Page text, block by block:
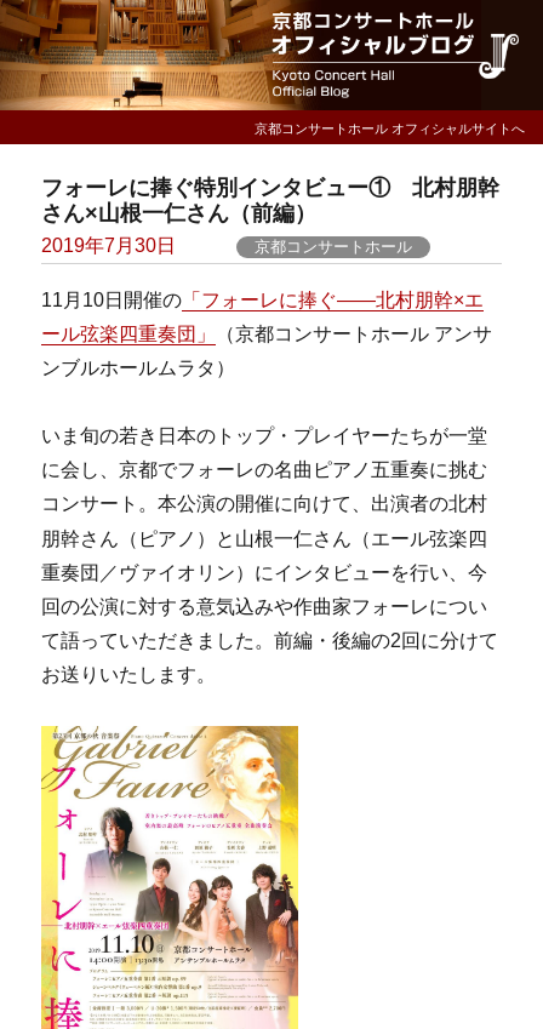
京都コンサートホール オフィシャルサイトへ
フォーレに捧ぐ特別インタビュー① 北村朋幹
さん×山根一仁さん（前編）
Posted
2019年7月30日 京都コンサートホール
11月10日開催の 「フォーレに捧ぐ――北村朋幹×エ
ール弦楽四重奏団」
（京都コンサートホール アンサ
ンブルホールムラタ）
いま旬の若き日本のトップ・プレイヤーたちが一堂
に会し、京都でフォーレの名曲ピアノ五重奏に挑む
コンサート。本公演の開催に向けて、出演者の北村
朋幹さん（ピアノ）と山根一仁さん （エール弦楽四
重奏団／ヴァイオリン）にインタビューを行い、今
回の公演に対する意気込みや作曲家フォーレについ
て語っていただきました。前編・後編の2回に分けて
お送りいたします。